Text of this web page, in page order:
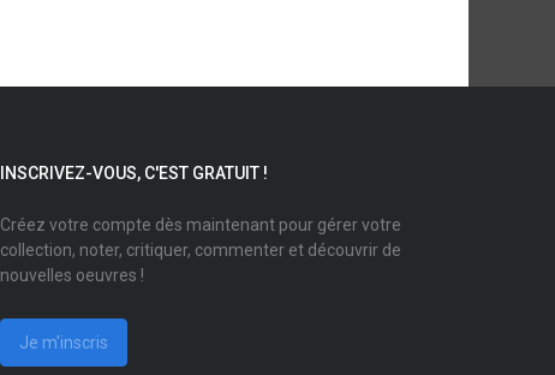
INSCRIVEZ-VOUS, C'EST GRATUIT !
Créez votre compte dès maintenant pour gérer votre
collection, noter, critiquer, commenter et découvrir de
nouvelles oeuvres !
Je m'inscris